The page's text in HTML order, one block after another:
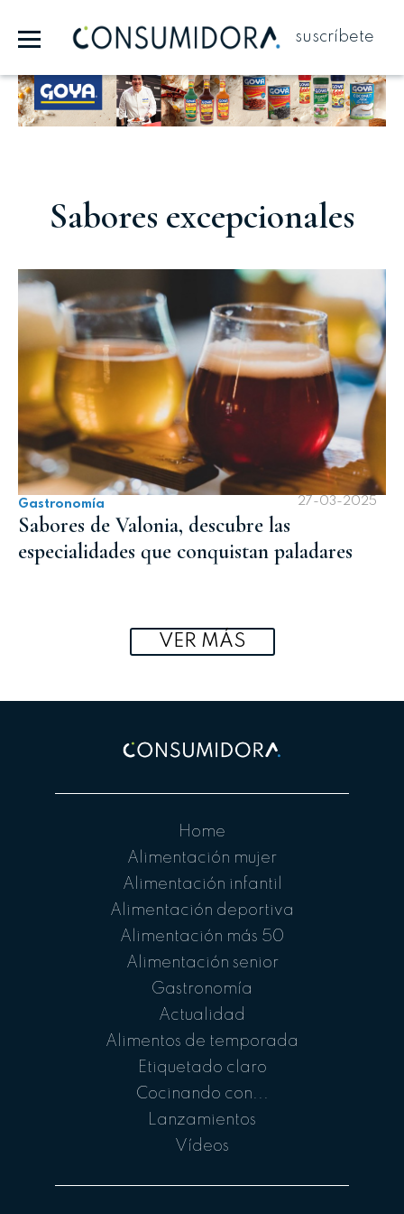
suscríbete
Sabores excepcionales
Gastronomía 27-03-2025
Sabores de Valonia, descubre las
especialidades que conquistan paladares
VER MÁS
Home
Alimentación mujer
Alimentación infantil
Alimentación deportiva
Alimentación más 50
Alimentación senior
Gastronomía
Actualidad
Alimentos de temporada
Etiquetado claro
Cocinando con...
Lanzamientos
Vídeos